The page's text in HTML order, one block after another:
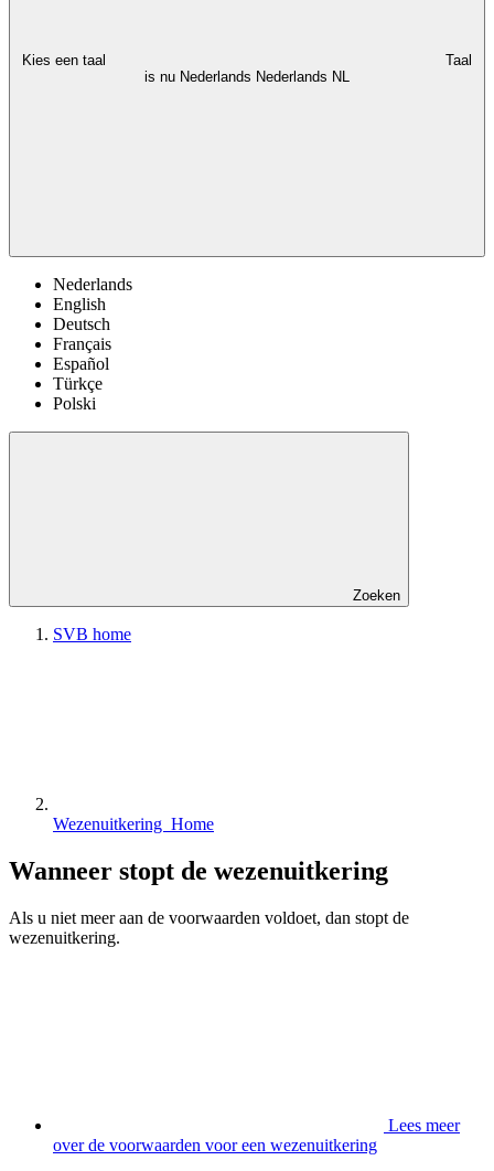
Kies een taal
Taal
is nu Nederlands Nederlands NL
Nederlands
English
Deutsch
Français
Español
Türkçe
Polski
Zoeken
SVB home
Wezenuitkering Home
Wanneer stopt de wezenuitkering
Als u niet meer aan de voorwaarden voldoet, dan stopt de
wezenuitkering.
Lees meer
over de voorwaarden voor een wezenuitkering